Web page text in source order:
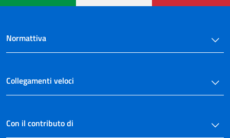
Normattiva
Collegamenti veloci
Con il contributo di